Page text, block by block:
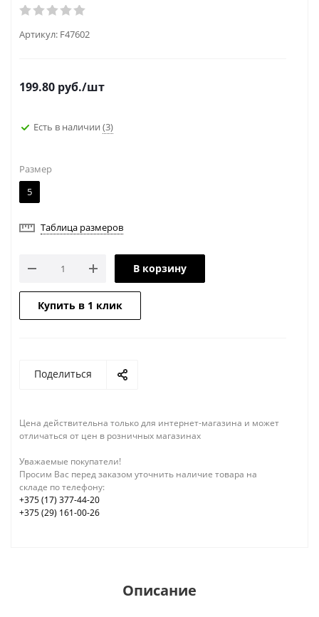
Артикул: F47602
199.80 руб./шт
Есть в наличии (3)
Размер
5
Таблица размеров
В корзину
Купить в 1 клик
Поделиться
Цена действительна только для интернет-магазина и может
отличаться от цен в розничных магазинах
Уважаемые покупатели!
Просим Вас перед заказом уточнить наличие товара на
складе по телефону:
+375 (17) 377-44-20
+375 (29) 161-00-26
Описание